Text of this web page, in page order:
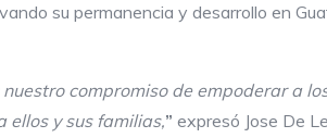
su permanencia y desarrollo en
compromiso de empoderar a
ellos y sus familias,” expresó Jose De